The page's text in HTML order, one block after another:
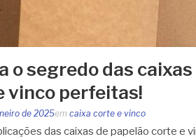
o segredo das caixas
vinco perfeitas!
de 2025em caixa corte e vinco
das caixas de papelão corte e